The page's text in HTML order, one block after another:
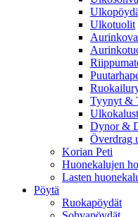
Ulkotuolit
Tyynyt &
Dynor &
Överdrag
Korian Peti
Huonekalujen
Lasten
Pöytä
Ruokapöydät